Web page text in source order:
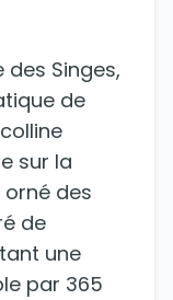
Singes,
de
sur la
des
de
une
par 365